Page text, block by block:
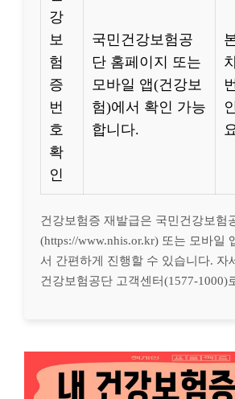
강
보
험
증
번
호
확
인
국민건강보험공
단 홈페이지 또는
모바일 앱(건강보
험)에서 확인 가능
합니다.
건강보험증 재발급은 국민건강보험
(https://www.nhis.or.kr) 또는 모바일
서 간편하게 진행할 수 있습니다. 자
건강보험공단 고객센터(1577-1000)